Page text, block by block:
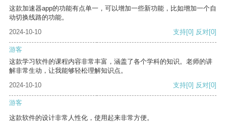
这款加速器app的功能有点单一，可以增加一些新功能，比如增加一个自
动切换线路的功能。
2024-10-10
支持[0] 反对[0]
游客
这款学习软件的课程内容非常丰富，涵盖了各个学科的知识。老师的讲
解非常生动，让我能够轻松理解知识点。
2024-10-10
支持[0] 反对[0]
游客
这款软件的设计非常人性化，使用起来非常方便。